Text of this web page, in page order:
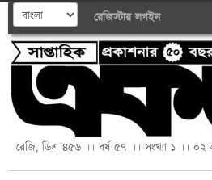
রেজিস্টার লগইন
রেজি, ডিএ ৪৫৬ ।। বর্ষ ৫৭ ।। সংখ্যা ১ ।।